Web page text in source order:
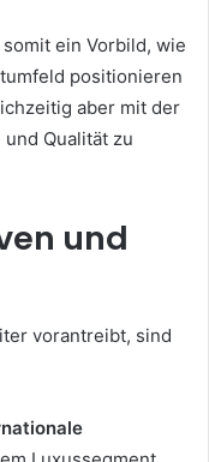
ein Vorbild, wie
positionieren
aber mit der
Qualität zu
und
vorantreibt, sind